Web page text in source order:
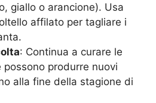
giallo o arancione). Usa
affilato per tagliare i
: Continua a curare le
possono produrre nuovi
alla fine della stagione di